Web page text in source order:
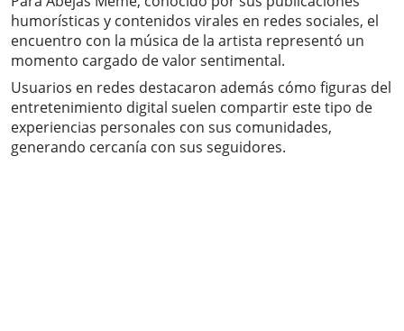
humorísticas y contenidos virales en redes sociales, el
encuentro con la música de la artista representó un
momento cargado de valor sentimental.
Usuarios en redes destacaron además cómo figuras del
entretenimiento digital suelen compartir este tipo de
experiencias personales con sus comunidades,
generando cercanía con sus seguidores.